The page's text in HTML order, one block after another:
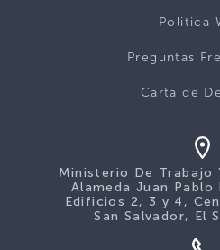
Politica
Preguntas
Carta de
Ministerio De Trabajo
Alameda Juan
Edificios 2, 3 y 4,
San Salvador, El